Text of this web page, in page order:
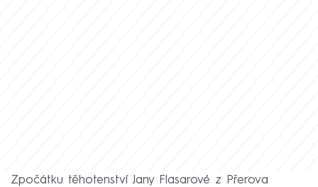
Zpočátku těhotenství Jany Flasarové z Přerova